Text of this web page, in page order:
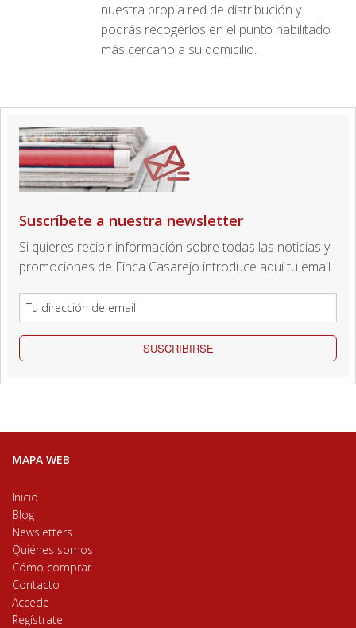
nuestra propia red de distribución y
podrás recogerlos en el punto habilitado
más cercano a su domicilio.
Suscríbete a nuestra newsletter
Si quieres recibir información sobre todas las noticias y
promociones de Finca Casarejo introduce aquí tu email.
SUSCRIBIRSE
MAPA WEB
Inicio
Blog
Newsletters
Quiénes somos
Cómo comprar
Contacto
Accede
Regístrate